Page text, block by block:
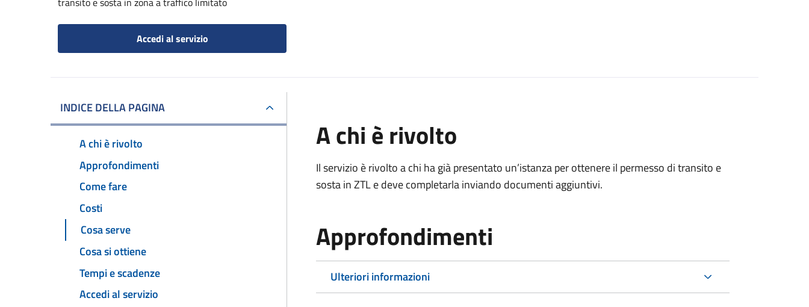
Accedi al servizio
INDICE DELLA PAGINA
A chi è rivolto
Approfondimenti
Come fare
Costi
Cosa serve
Cosa si ottiene
Tempi e scadenze
Accedi al servizio
A chi è rivolto
Il servizio è rivolto a chi ha già presentato un’istanza per ottenere il permesso di transito e
sosta in ZTL e deve completarla inviando documenti aggiuntivi.
Approfondimenti
Ulteriori informazioni